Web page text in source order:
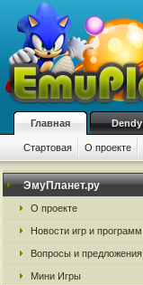
Главная Dendy
Стартовая О проекте
ЭмуПланет.ру
О проекте
Новости игр и программ
Вопросы и предложения
Мини Игры